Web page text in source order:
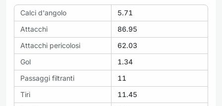
Calci d'angolo
5.71
Attacchi
86.95
Attacchi pericolosi
62.03
Gol
1.34
Passaggi filtranti
11
Tiri
11.45